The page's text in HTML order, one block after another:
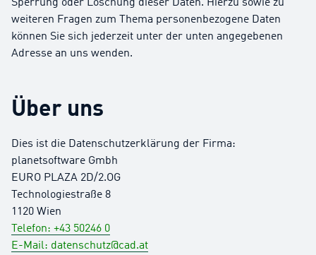
Sperrung oder Löschung dieser Daten. Hierzu sowie zu
weiteren Fragen zum Thema personenbezogene Daten
können Sie sich jederzeit unter der unten angegebenen
Adresse an uns wenden.
Über uns
Dies ist die Datenschutzerklärung der Firma:
planetsoftware Gmbh
EURO PLAZA 2D/2.OG
Technologiestraße 8
1120 Wien
Telefon: +43 50246 0
E-Mail: datenschutz@cad.at